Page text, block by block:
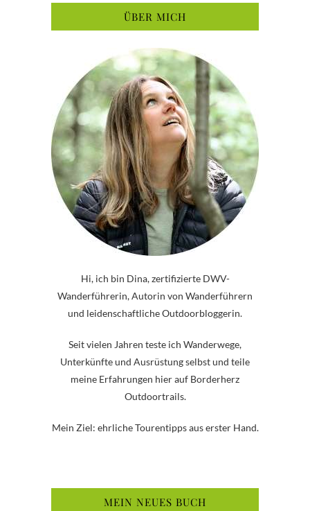
ÜBER MICH
Hi, ich bin Dina, zertifizierte DWV-
Wanderführerin, Autorin von Wanderführern
und leidenschaftliche Outdoorbloggerin.
Seit vielen Jahren teste ich Wanderwege,
Unterkünfte und Ausrüstung selbst und teile
meine Erfahrungen hier auf Borderherz
Outdoortrails.
Mein Ziel: ehrliche Tourentipps aus erster Hand.
MEIN NEUES BUCH